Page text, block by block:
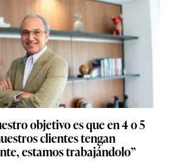
objetivo es que en 4 o 5
clientes tengan
estamos trabajándolo”